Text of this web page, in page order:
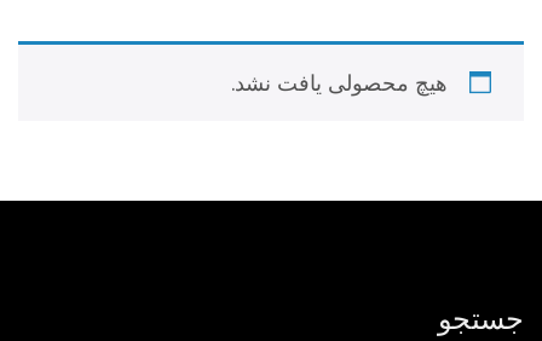
هیچ محصولی یافت نشد.
جستجو